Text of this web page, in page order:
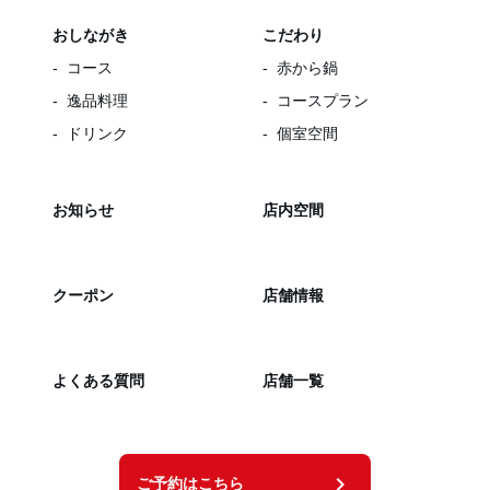
おしながき
コース
逸品料理
ドリンク
こだわり
赤から鍋
コースプラン
個室空間
お知らせ 店内空間
クーポン 店舗情報
よくある質問 店舗一覧
ご予約はこちら chevron_right